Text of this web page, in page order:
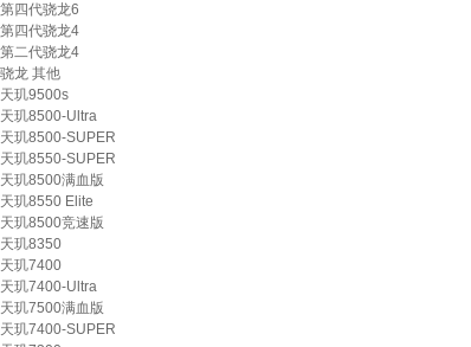
第四代骁龙6
第四代骁龙4
第二代骁龙4
骁龙 其他
天玑9500s
天玑8500-Ultra
天玑8500-SUPER
天玑8550-SUPER
天玑8500满血版
天玑8550 Elite
天玑8500竞速版
天玑8350
天玑7400
天玑7400-Ultra
天玑7500满血版
天玑7400-SUPER